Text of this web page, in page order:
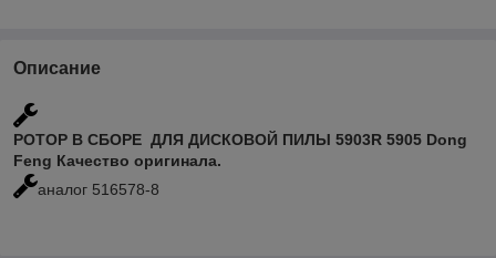
Описание
РОТОР В СБОРЕ ДЛЯ ДИСКОВОЙ ПИЛЫ 5903R 5905 Dong
Feng Качество оригинала.
аналог 516578-8